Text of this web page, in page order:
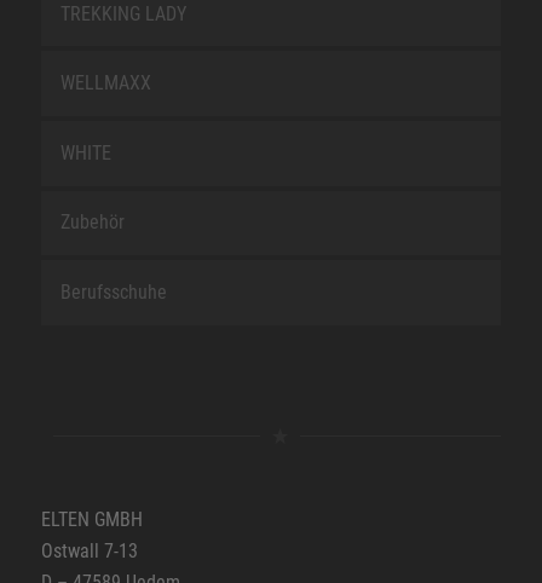
TREKKING LADY
WELLMAXX
WHITE
Zubehör
Berufsschuhe
ELTEN GMBH
Ostwall 7-13